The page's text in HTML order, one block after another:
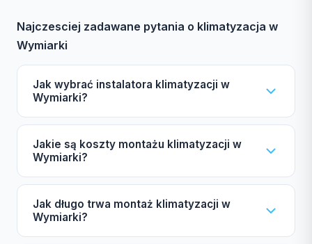
Najczesciej zadawane pytania o klimatyzacja w
Wymiarki
Jak wybrać instalatora klimatyzacji w
Wymiarki?
Wybierając instalatora klimatyzacji w Wymiarki,
zwróć uwagę na certyfikat F-gazowy UDT,
takich jak Daikin czy Mitsubishi. Gwarancja oraz
opinie innych klientów są również istotne. Sprawdź
nasz katalog, aby znaleźć zweryfikowane firmy.
Jakie są koszty montażu klimatyzacji w
Wymiarki?
Koszt montażu klimatyzacji w Wymiarki zależy od
mocy urządzenia (zazwyczaj 2,5-7 kW), liczby
Jak długo trwa montaż klimatyzacji w
Wymiarki?